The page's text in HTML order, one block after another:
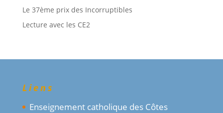
Le 37ème prix des Incorruptibles
Lecture avec les CE2
Liens
Enseignement catholique des Côtes